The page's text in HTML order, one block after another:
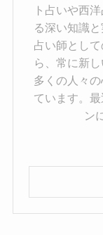
ト占いや西
る深い知識
占い師とし
ら、常に新
多くの人々
ています。
ン